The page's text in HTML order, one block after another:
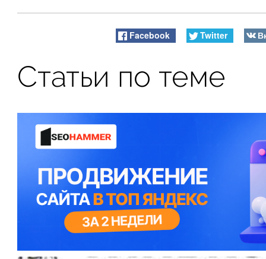
Facebook Twitter
Статьи по теме